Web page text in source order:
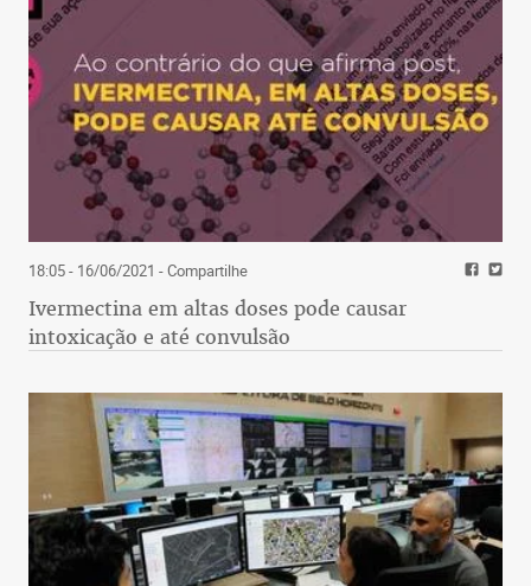
18:05 - 16/06/2021 - Compartilhe
Ivermectina em altas doses pode causar
intoxicação e até convulsão